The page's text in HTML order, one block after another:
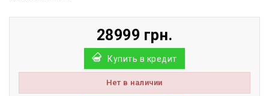
28999 грн.
Купить в кредит
Нет в наличии